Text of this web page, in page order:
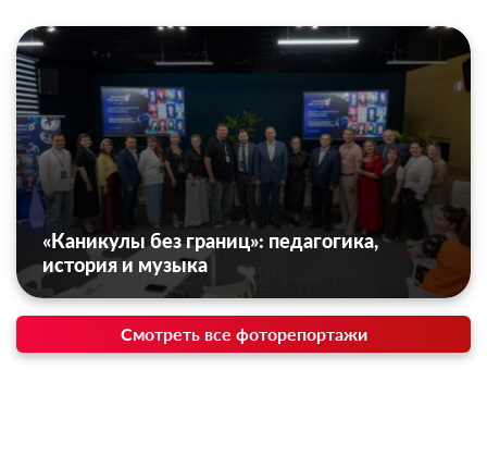
«Каникулы без границ»: педагогика,
история и музыка
Смотреть все фоторепортажи